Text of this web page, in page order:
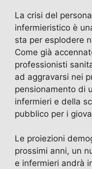
La crisi del
infermieristico è
sta per esplodere
Come già
professionisti
ad aggravarsi nei
pensionamento di
infermieri e della
pubblico per i
Le proiezioni
prossimi anni, un
e infermieri andrà